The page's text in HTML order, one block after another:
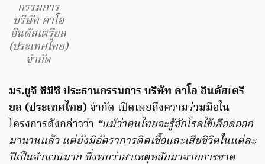
กรรมการ
บริษัท คาโอ
อินดัสเตรียล
(ประเทศไทย)
จำกัด
มร.ยูจิ ชิมิซึ ประธานกรรมการ บริษัท คาโอ อินดัสเตรี
ยล (ประเทศไทย) จำกัด เปิดเผยถึงความร่วมมือใน
โครงการดังกล่าวว่า “แม้ว่าคนไทยจะรู้จักโรคไข้เลือดออก
มานานแล้ว แต่ยังมีอัตราการติดเชื้อและเสียชีวิตในแต่ละ
ปีเป็นจำนวนมาก ซึ่งพบว่าสาเหตุหลักมาจากการขาด